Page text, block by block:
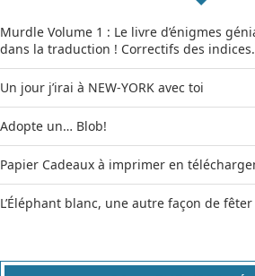
Murdle Volume 1 : Le livre d’énigmes
dans la traduction ! Correctifs des indices.
Un jour j’irai à NEW-YORK avec toi
Adopte un… Blob!
Papier Cadeaux à imprimer en
L’Éléphant blanc, une autre façon de